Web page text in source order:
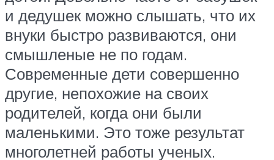
и дедушек можно слышать, что их
внуки быстро развиваются, они
смышленые не по годам.
Современные дети совершенно
другие, непохожие на своих
родителей, когда они были
маленькими. Это тоже результат
многолетней работы ученых.